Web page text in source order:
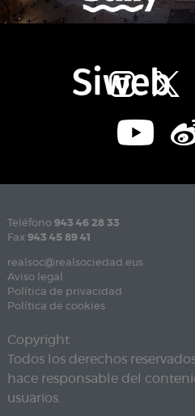
Teléfono 943 46 28 33
Fax 943 45 89 41
realsoc@realsociedad.eus
Aviso legal
Política de privacidad
Política de cookies
Copyright
Todos los derechos
hace responsable del
usuarios.